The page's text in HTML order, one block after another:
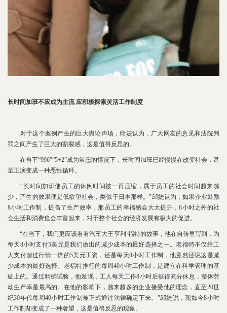
长时间加班不应成为主流 应积极探索灵活工作制度
对于这个案例产生的巨大舆论声场，邱婕认为，广大网友的意见和法院判
罚之间产生了巨大的割裂感，这是值得反思的。
在当下“996”“5+2”成为常态的情况下，长时间加班已经慢慢在改变社会，甚
至正演变成一种恶性循环。
“长时间加班使员工的休闲时间被一再压缩，属于员工的社会时间越来越
少，产生的效果便是低欲望社会，类似于日本那样。”邱婕认为，如果企业鼓励
8小时工作制，提高了生产效率，那员工的幸福感会大大提升，8小时之外的社
会生活和消费也会丰富起来，对于整个社会的经济发展有极大的促进。
“在当下，我们更应该看看汽车大王亨利·福特的故事，他在自传里写到，为
每天8小时支付5美元是我们做出的减少成本的最好选择之一。老福特不仅给工
人支付超过行情一倍的5美元工资，还是每天8小时工作制，他竟然还说这是减
少成本的最好选择。老福特推行的每周40小时工作制，是建立在科学管理的基
础上的。通过精确试验，他发现，工人每天工作8小时后获得充分休息，整体劳
动生产率是最高的。在他的影响下，越来越多的企业接受他的理念，直至20世
纪30年代每周40小时工作制被正式通过法律确定下来。”邱婕说，现如今8小时
工作制却变成了一种奢望，这是值得反思的现象。